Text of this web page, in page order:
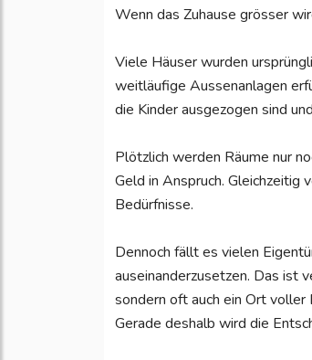
Wenn das Zuhause grösser
Viele Häuser wurden
weitläufige Aussenanlagen
die Kinder ausgezogen sind
Plötzlich werden Räume nur
Geld in Anspruch. Gleichzeitig
Bedürfnisse.
Dennoch fällt es vielen
auseinanderzusetzen. Das ist
sondern oft auch ein Ort voller
Gerade deshalb wird die